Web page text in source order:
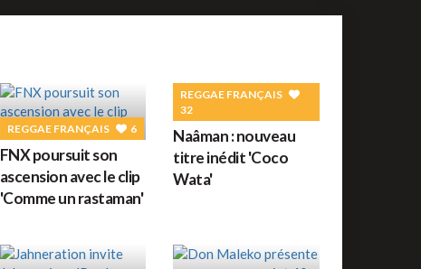
REGGAE FRANÇAIS 6
FNX poursuit son
ascension avec le clip
'Comme un rastaman'
REGGAE FRANÇAIS
32
Naâman : nouveau
titre inédit 'Coco
Wata'